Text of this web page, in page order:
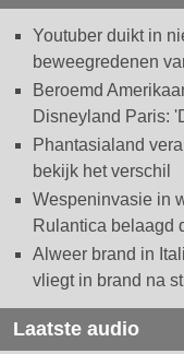
Youtuber duikt in
beweegredenen
Beroemd
Disneyland Paris:
Phantasialand
bekijk het verschil
Wespeninvasie in
Rulantica belaagd
Alweer brand in
vliegt in brand na
Laatste audio